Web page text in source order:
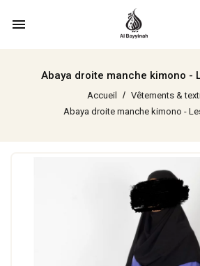
menu
Abaya droite manche kimono -
Accueil
Vêtements &
Abaya droite manche kimono -